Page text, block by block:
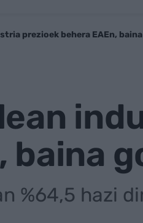
prezioek behera EAEn,
baina
%64,5 hazi